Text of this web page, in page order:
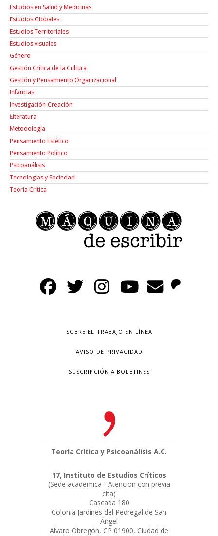
Estudios en Salud y Medicinas
Estudios Globales
Estudios Territoriales
Estudios visuales
Género
Gestión Crítica de la Cultura
Gestión y Pensamiento Organizacional
Infancias
Investigación-Creación
Łiteratura
Metodología
Pensamiento Estético
Pensamiento Político
Psicoanálisis
Tecnologías y Sociedad
Teoría Crítica
SOBRE EL TRABAJO EN LÍNEA
AVISO DE PRIVACIDAD
SUSCRIPCIÓN A BOLETINES
Teoría Crítica y Psicoanálisis A.C.
17, Instituto de Estudios Críticos
(Sede académica - Atención con previa
cita)
Cascada 180
Colonia Jardínes del Pedregal de San
Ángel
Alvaro Obregón, CP 01900, Ciudad de